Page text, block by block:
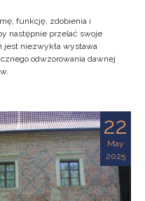
funkcję, zdobienia i
następnie przelać swoje
jest niezwykła wystawa
odwzorowania dawnej
22
May
2025